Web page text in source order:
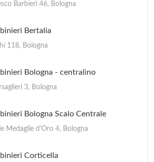
Barbieri 46, Bologna
Bertalia
118, Bologna
Bologna - centralino
3, Bologna
Bologna Scalo Centrale
Medaglie d'Oro 4, Bologna
Corticella